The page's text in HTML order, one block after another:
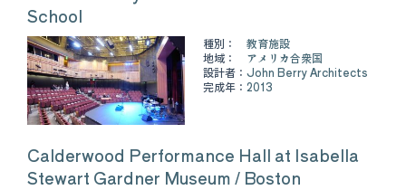
School
種別：
教育施設
地域：
アメリカ合衆国
設計者： John Berry Architects
完成年： 2013
Calderwood Performance Hall at Isabella
Stewart Gardner Museum / Boston